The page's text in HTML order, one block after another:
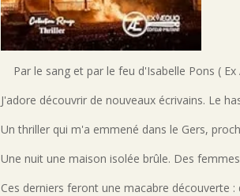
Par le sang et par le feu d'Isabelle Pons ( Ex
J'adore découvrir de nouveaux écrivains. Le
Un thriller qui m'a emmené dans le Gers,
Une nuit une maison isolée brûle. Des
Ces derniers feront une macabre découverte :